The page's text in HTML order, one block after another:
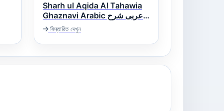
Sharh ul Aqida Al Tahawia
Ghaznavi Arabic عربی شرح
العقيدة الطحاوية للغزنوی
বিস্তারিত দেখুন